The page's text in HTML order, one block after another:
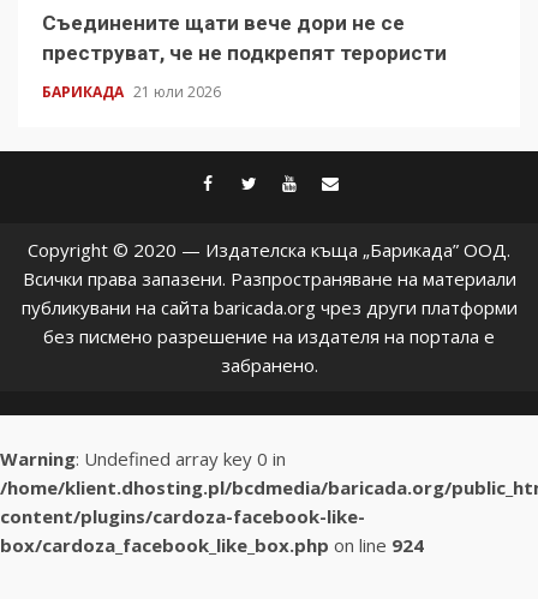
Съединените щати вече дори не се
преструват, че не подкрепят терористи
БАРИКАДА 21 юли 2026
facebook
twitter
youtube
Copyright © 2020 — Издателска къща „Барикада” ООД.
Всички права запазени. Разпространяване на материали
публикувани на сайта baricada.org чрез други платформи
без писмено разрешение на издателя на портала е
забранено.
Warning: Undefined array key 0 in
/home/klient.dhosting.pl/bcdmedia/baricada.org/
content/plugins/cardoza-facebook-like-
box/cardoza_facebook_like_box.php on line 924